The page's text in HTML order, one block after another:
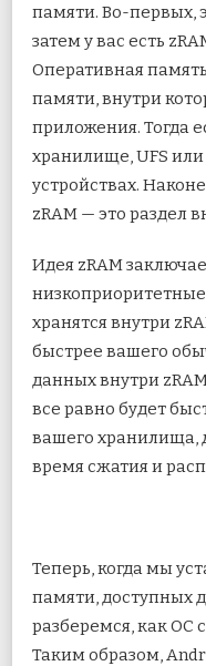
памяти. Во-первых,
затем у вас есть
Оперативная
памяти, внутри
приложения. Тогда
хранилище, UFS
устройствах.
zRAM — это раздел
Идея zRAM
хранятся внутри
быстрее вашего
данных внутри
все равно будет
вашего хранилища,
время сжатия и
Теперь, когда мы
памяти, доступных
разберемся, как ОС
Таким образом,